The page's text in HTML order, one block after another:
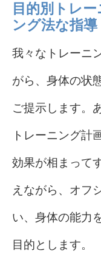
目的別トレ
ング法な指導
我々なトレーニ
がら、身体の状
ご提示します。
トレーニング計
効果が相まって
えながら、オフ
い、身体の能力
目的とします。